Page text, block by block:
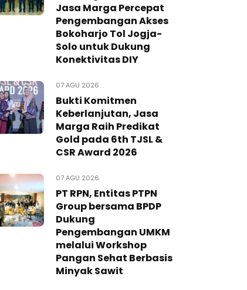
Jasa Marga Percepat
Pengembangan Akses
Bokoharjo Tol Jogja-
Solo untuk Dukung
Konektivitas DIY
07 AGU 2026
Bukti Komitmen
Keberlanjutan, Jasa
Marga Raih Predikat
Gold pada 6th TJSL &
CSR Award 2026
07 AGU 2026
PT RPN, Entitas PTPN
Group bersama BPDP
Dukung
Pengembangan UMKM
melalui Workshop
Pangan Sehat Berbasis
Minyak Sawit